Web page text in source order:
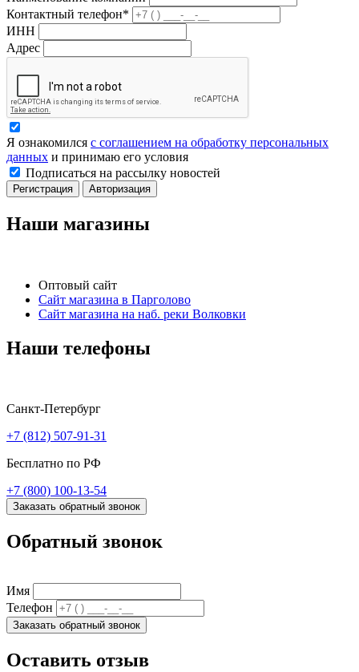
Контактный телефон*
ИНН
Адрес
Я ознакомился с соглашением на обработку персональных
данных и принимаю его условия
Подписаться на рассылку новостей
Регистрация Авторизация
Наши магазины
Оптовый сайт
Сайт магазина в Парголово
Сайт магазина на наб. реки Волковки
Наши телефоны
Санкт-Петербург
+7 (812) 507-91-31
Бесплатно по РФ
+7 (800) 100-13-54
Заказать обратный звонок
Обратный звонок
Имя
Телефон
Заказать обратный звонок
Оставить отзыв